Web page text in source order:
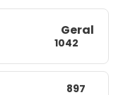
Geral
1042
897